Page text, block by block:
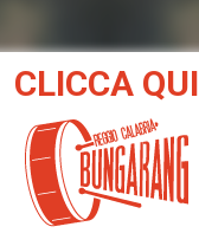
CLICCA QUI